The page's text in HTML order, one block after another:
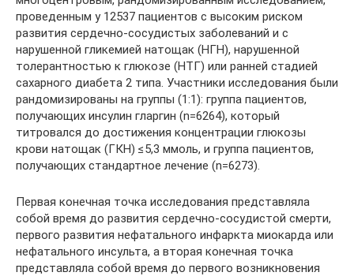
проведенным у 12537 пациентов с высоким риском
развития сердечно-сосудистых заболеваний и с
нарушенной гликемией натощак (НГН), нарушенной
толерантностью к глюкозе (НТГ) или ранней стадией
сахарного диабета 2 типа. Участники исследования были
рандомизированы на группы (1:1): группа пациентов,
получающих инсулин гларгин (n=6264), который
титровался до достижения концентрации глюкозы
крови натощак (ГКН) ≤5,3 ммоль, и группа пациентов,
получающих стандартное лечение (n=6273).
Первая конечная точка исследования представляла
собой время до развития сердечно-сосудистой смерти,
первого развития нефатального инфаркта миокарда или
нефатального инсульта, а вторая конечная точка
представляла собой время до первого возникновения